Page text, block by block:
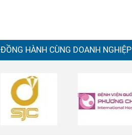
ĐỒNG HÀNH CÙNG DOANH NGHIỆP